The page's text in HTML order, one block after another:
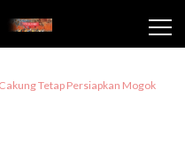
Tetap Persiapkan Mogok